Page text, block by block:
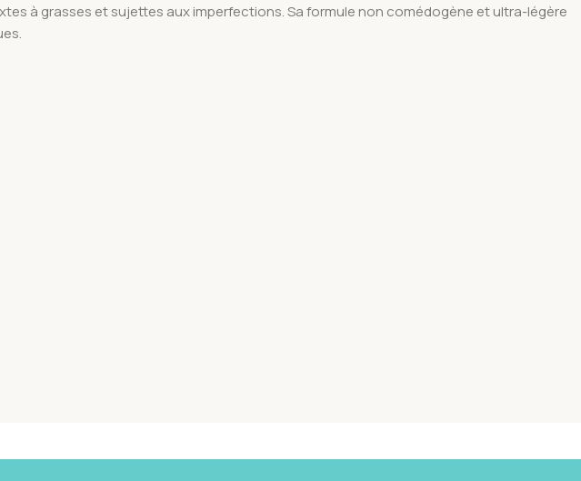
à grasses et sujettes aux imperfections. Sa formule non comédogène et ultra-légère